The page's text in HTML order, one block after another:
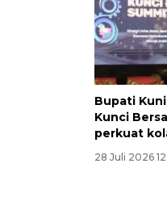
Bupati
Kunci
perkuat
28 Juli 2026